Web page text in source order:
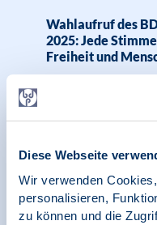
Diese Webseite
Wir verwenden
personalisieren,
zu können und die
Wahlaufruf des
2025: Jede
Freiheit und
News |
Raum für